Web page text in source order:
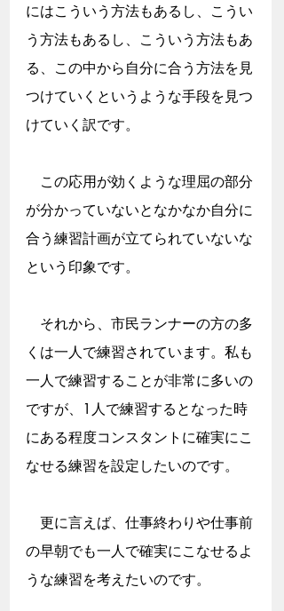
にはこういう方法もあるし、こうい
う方法もあるし、こういう方法もあ
る、この中から自分に合う方法を見
つけていくというような手段を見つ
けていく訳です。
この応用が効くような理屈の部分
が分かっていないとなかなか自分に
合う練習計画が立てられていないな
という印象です。
それから、市民ランナーの方の多
くは一人で練習されています。私も
一人で練習することが非常に多いの
ですが、1人で練習するとなった時
にある程度コンスタントに確実にこ
なせる練習を設定したいのです。
更に言えば、仕事終わりや仕事前
の早朝でも一人で確実にこなせるよ
うな練習を考えたいのです。